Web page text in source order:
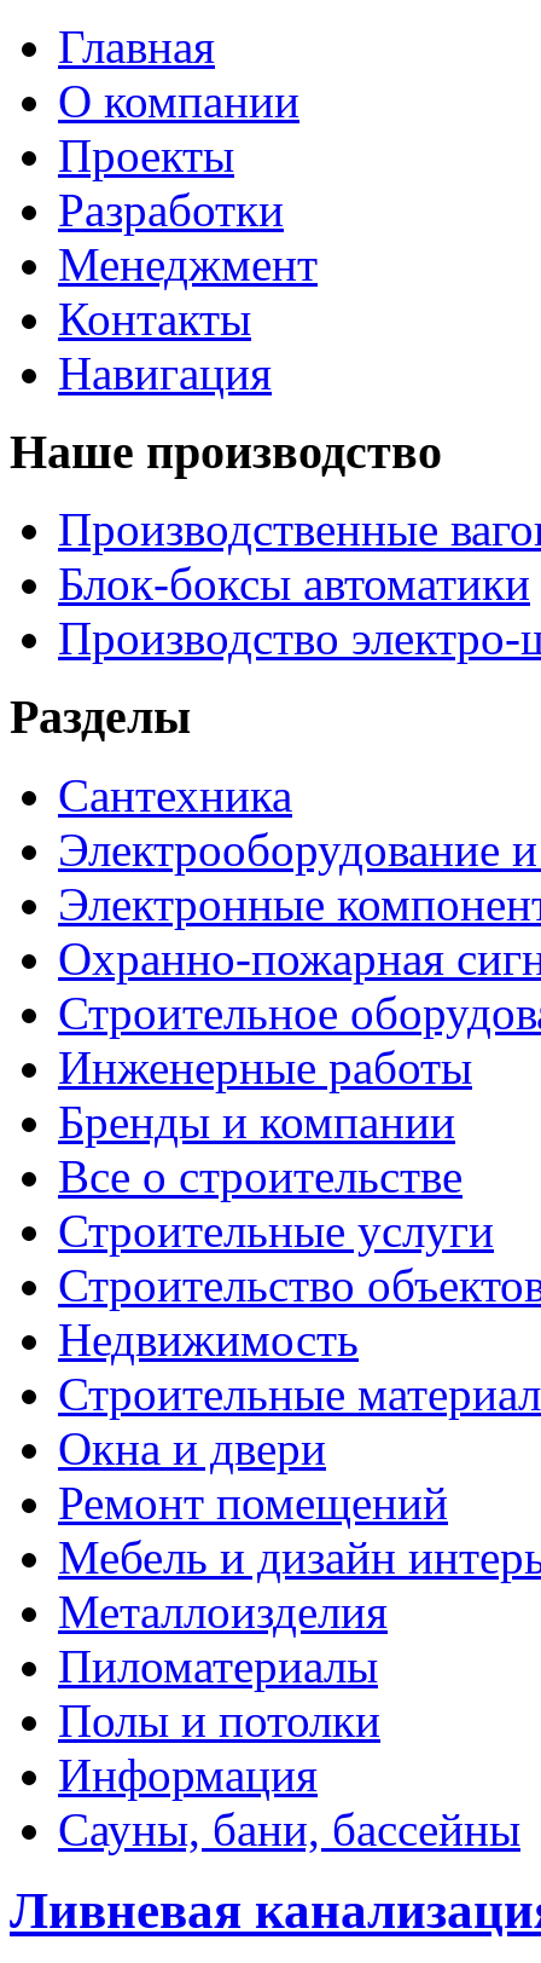
Главная
О компании
Проекты
Разработки
Менеджмент
Контакты
Навигация
Наше производство
Производственные
Блок-боксы автоматики
Производство
Разделы
Сантехника
Электрооборудование
Электронные
Охранно-пожарная
Строительное
Инженерные работы
Бренды и компании
Все о строительстве
Строительные услуги
Строительство
Недвижимость
Строительные
Окна и двери
Ремонт помещений
Мебель и дизайн
Металлоизделия
Пиломатериалы
Полы и потолки
Информация
Сауны, бани, бассейны
Ливневая